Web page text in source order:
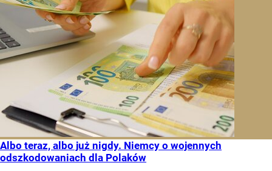
Albo teraz, albo już nigdy. Niemcy o wojennych
odszkodowaniach dla Polaków